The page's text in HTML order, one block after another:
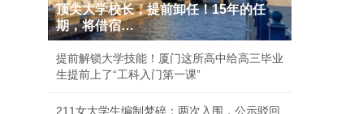
顶尖大学校长，提前卸任！15年的任
期，将借宿…
提前解锁大学技能！厦门这所高中给高三毕业
生提前上了“工科入门第一课”
211女大学生编制梦碎：两次入围，公示驳回